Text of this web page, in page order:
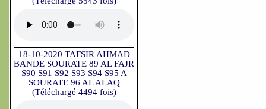
18-10-2020 TAFSIR AHMAD
BANDE SOURATE 89 AL FAJR
S90 S91 S92 S93 S94 S95 A
SOURATE 96 AL ALAQ
(Téléchargé 4494 fois)